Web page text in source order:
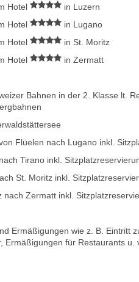
Hotel
in Luzern
Hotel
in Lugano
Hotel
in St. Moritz
Hotel
in Zermatt
Bahnen in der 2. Klasse lt.
Flüelen nach Lugano inkl.
Tirano inkl.
St. Moritz inkl.
Zermatt inkl.
Ermäßigungen wie z. B. Eintritt
für Restaurants u.